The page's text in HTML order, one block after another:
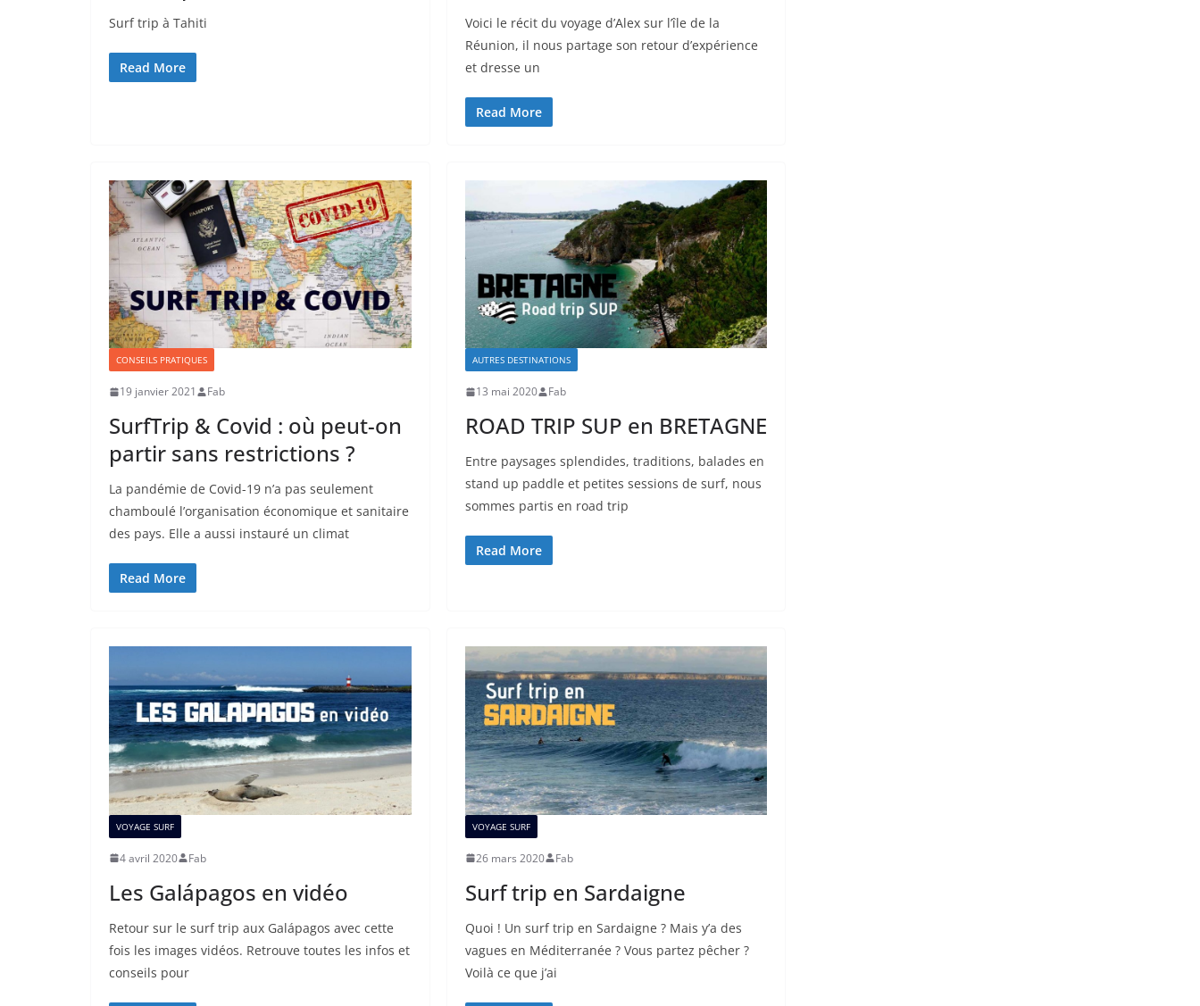
Surf trip à Tahiti
Read More
Voici le récit du voyage d’Alex sur l’île de la
Réunion, il nous partage son retour d’expérience
et dresse un
Read More
CONSEILS PRATIQUES
19 janvier 2021 Fab
SurfTrip & Covid : où peut-on
partir sans restrictions ?
La pandémie de Covid-19 n’a pas seulement
chamboulé l’organisation économique et sanitaire
des pays. Elle a aussi instauré un climat
Read More
AUTRES DESTINATIONS
13 mai 2020 Fab
ROAD TRIP SUP en BRETAGNE
Entre paysages splendides, traditions, balades en
stand up paddle et petites sessions de surf, nous
sommes partis en road trip
Read More
VOYAGE SURF
4 avril 2020 Fab
Les Galápagos en vidéo
Retour sur le surf trip aux Galápagos avec cette
fois les images vidéos. Retrouve toutes les infos et
conseils pour
VOYAGE SURF
26 mars 2020 Fab
Surf trip en Sardaigne
Quoi ! Un surf trip en Sardaigne ? Mais y’a des
vagues en Méditerranée ? Vous partez pêcher ?
Voilà ce que j’ai